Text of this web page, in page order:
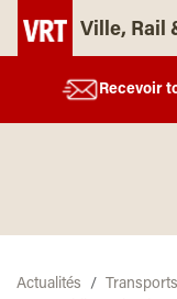
Ville, Rail
Recevoir
Actualités